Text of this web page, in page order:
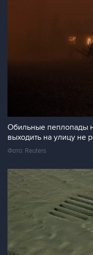
Обильные пеплопады
выходить на улицу не
Фото: Reuters